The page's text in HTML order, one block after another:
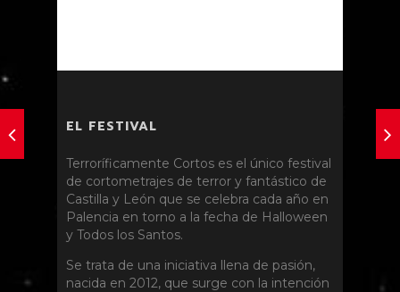
EL FESTIVAL
Terroríficamente Cortos es el único festival
de cortometrajes de terror y fantástico de
Castilla y León que se celebra cada año en
Palencia en torno a la fecha de Halloween
y Todos los Santos.
Se trata de una iniciativa llena de pasión,
nacida en 2012, que surge con la intención